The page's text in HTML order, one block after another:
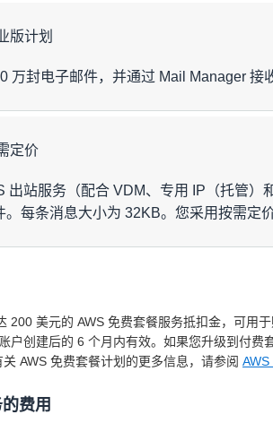
USD/月/账户 + 每封电子邮件的费用
USD/月/IP
封电子邮件的费用 + 查询费
） 2M ×
版）
版计划
万封电子邮件，并通过 Mail Manager 接
） 1000 万
业版） 500
定价
出站服务（配合 VDM、专用 IP（托管
。每条消息大小为 32KB。您采用按需定
付性
200 美元的 AWS 免费套餐服务抵扣金，可用
户创建后的 6 个月内有效。如果您升级到付
AWS 免费套餐计划的更多信息，请参阅
费用